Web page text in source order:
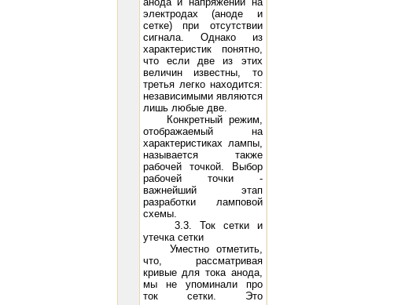
электродах (аноде и
сетке) при отсутствии
сигнала. Однако из
характеристик понятно,
что если две из этих
величин известны, то
третья легко находится:
независимыми являются
лишь любые две.
Конкретный режим,
отображаемый на
характеристиках лампы,
называется также
рабочей точкой. Выбор
рабочей точки -
важнейший этап
разработки ламповой
схемы.
3.3. Ток сетки и
утечка сетки
Уместно отметить,
что, рассматривая
кривые для тока анода,
мы не упоминали про
ток сетки. Это